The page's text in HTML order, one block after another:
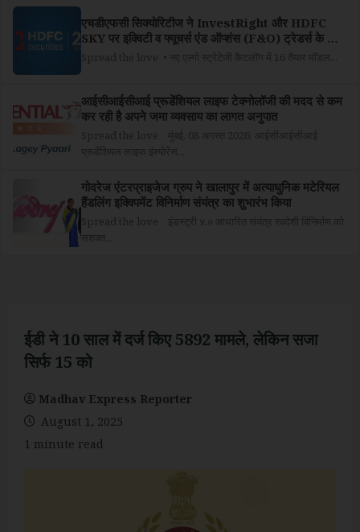
एचडीएफसी सिक्योरिटीज ने InvestRight और HDFC
SKY पर इक्विटी व फ्यूचर्स एंड ऑप्शंस (F&O) ट्रेडर्स के लिए
आईसीआईसीआई प्रूडेंशियल लाइफ टेक्नोलॉजी की मदद से कम
कर रही है अपने जमा व्यवसाय का लागत अनुपात
गोदरेज एंटरप्राइजेज ग्रुप ने खालापुर में अत्याधुनिक मटेरियल
हैंडलिंग इक्विपमेंट विनिर्माण संयंत्र का शुभारंभ किया
ईडी ने 10 साल में दर्ज किए 5892 मामले, लेकिन सजा
सिर्फ 15 को
Madhav Express Reporter
August 1, 2025
1 minute read